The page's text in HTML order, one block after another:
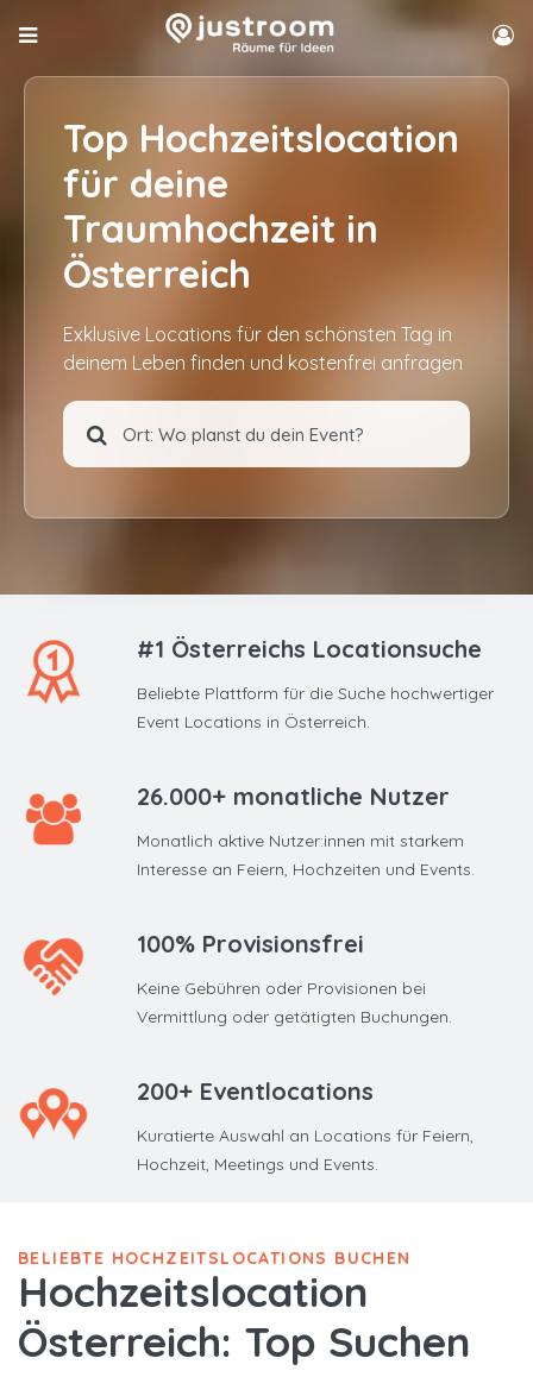
Top Hochzeitslocation
für deine
Traumhochzeit in
Österreich
Exklusive Locations für den schönsten Tag in
deinem Leben finden und kostenfrei anfragen
#1 Österreichs Locationsuche
Beliebte Plattform für die Suche hochwertiger
Event Locations in Österreich.
26.000+ monatliche Nutzer
Monatlich aktive Nutzer:innen mit starkem
Interesse an Feiern, Hochzeiten und Events.
100% Provisionsfrei
Keine Gebühren oder Provisionen bei
Vermittlung oder getätigten Buchungen.
200+ Eventlocations
Kuratierte Auswahl an Locations für Feiern,
Hochzeit, Meetings und Events.
BELIEBTE HOCHZEITSLOCATIONS BUCHEN
Hochzeitslocation
Österreich: Top Suchen